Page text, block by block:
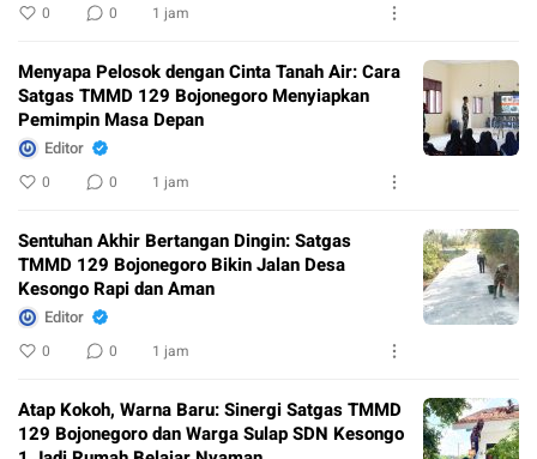
0 0 1 jam
Menyapa Pelosok dengan Cinta Tanah Air: Cara
Satgas TMMD 129 Bojonegoro Menyiapkan
Pemimpin Masa Depan
Editor
0 0 1 jam
Sentuhan Akhir Bertangan Dingin: Satgas
TMMD 129 Bojonegoro Bikin Jalan Desa
Kesongo Rapi dan Aman
Editor
0 0 1 jam
Atap Kokoh, Warna Baru: Sinergi Satgas TMMD
129 Bojonegoro dan Warga Sulap SDN Kesongo